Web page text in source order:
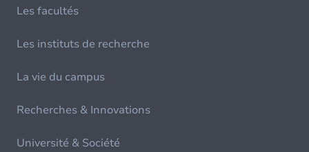
Les facultés
Les instituts de recherche
La vie du campus
Recherches & Innovations
Université & Société